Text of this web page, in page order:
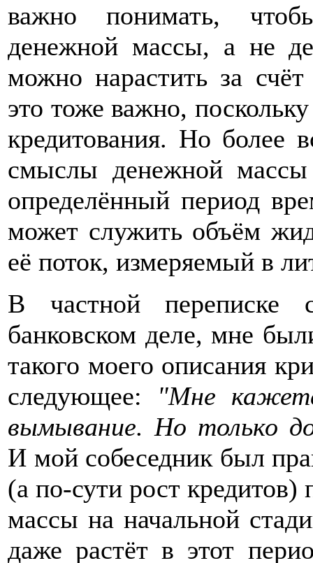
важно понимать,
денежной массы, а не
можно нарастить за
это тоже важно,
кредитования. Но более
смыслы денежной
определённый период
может служить объём
её поток, измеряемый в
В частной переписке
банковском деле, мне
такого моего описания
следующее: "Мне
вымывание. Но только
И мой собеседник был
(а по-сути рост
массы на начальной
даже растёт в этот